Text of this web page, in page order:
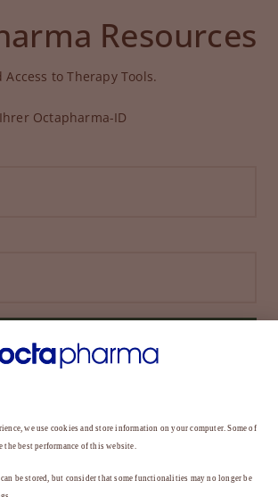
Resources
to Therapy Tools.
Octapharma-ID
ANMELDEN